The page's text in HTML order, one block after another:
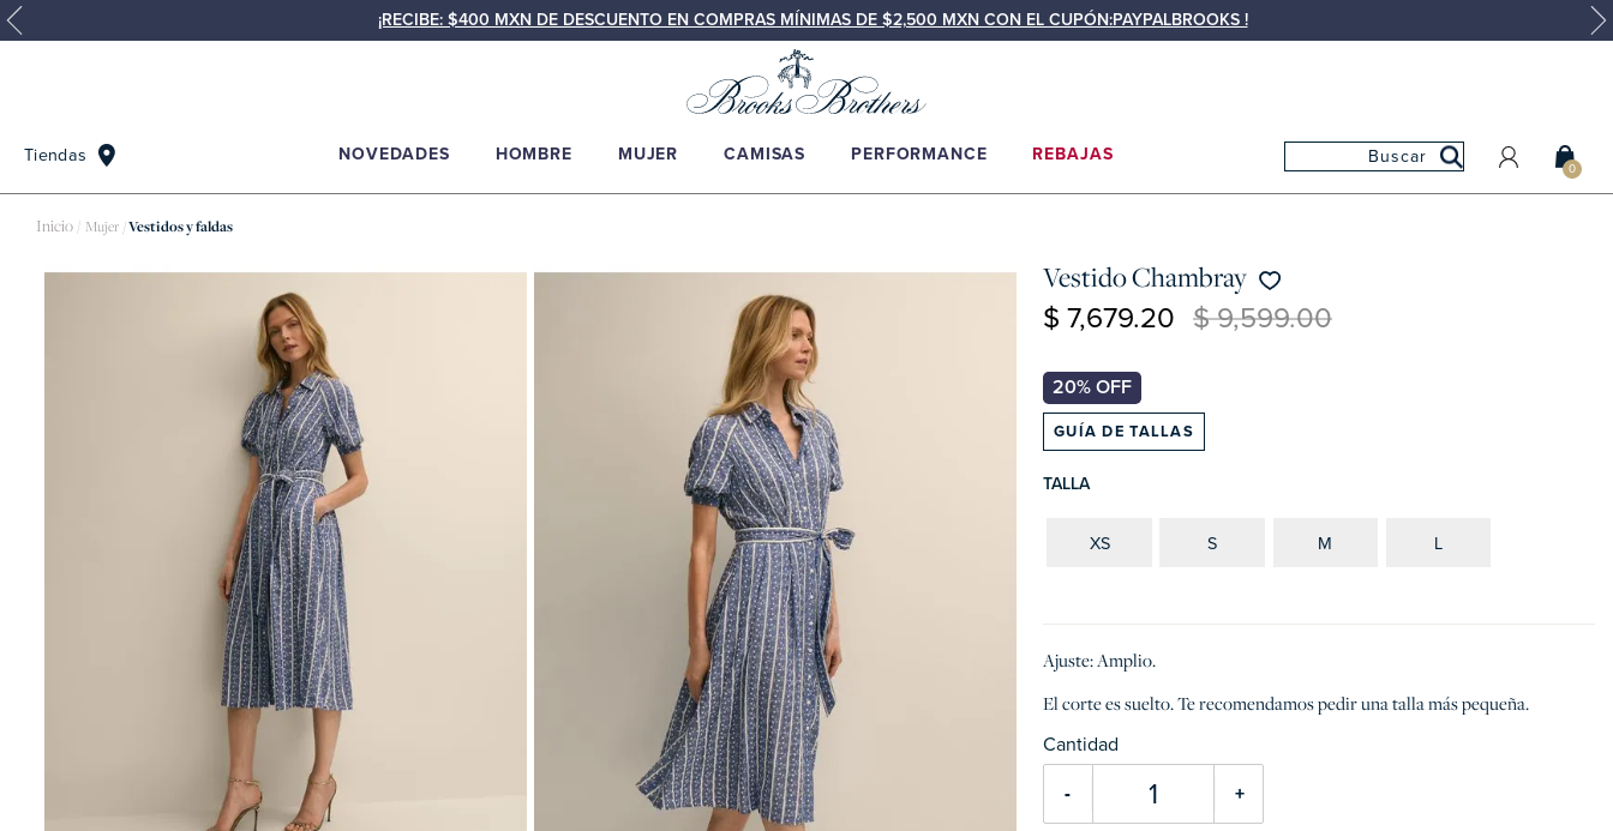
¡RECIBE: $400 MXN DE DESCUENTO EN COMPRAS MÍNIMAS DE $2,500 MXN CON EL CUPÓN:PAYPALBROOKS !
Tiendas
0
NOVEDADES HOMBRE MUJER CAMISAS PERFORMANCE REBAJAS
Mujer Vestidos y faldas
Vestido Chambray
$ 9,599.00
$ 7,679.20
GUÍA DE TALLAS
TALLA
XS S M L
Ajuste: Amplio.
El corte es suelto. Te recomendamos pedir una talla más pequeña.
Cantidad
+
-